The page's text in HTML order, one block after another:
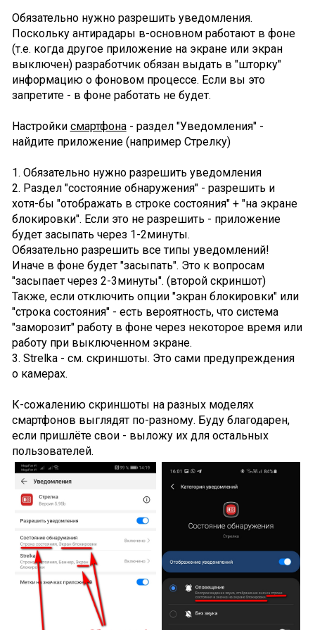
Обязательно нужно разрешить уведомления.
Поскольку антирадары в-основном работают в фоне
(т.е. когда другое приложение на экране или экран
выключен) разработчик обязан выдать в "шторку"
информацию о фоновом процессе. Если вы это
запретите - в фоне работать не будет.
Настройки смартфона- раздел "Уведомления" -
найдите приложение (например Стрелку)
1. Обязательно нужно разрешить уведомления
2. Раздел "состояние обнаружения" - разрешить и
хотя-бы "отображать в строке состояния" + "на экране
блокировки". Если это не разрешить - приложение
будет засыпать через 1-2минуты.
Обязательно разрешить все типы уведомлений!
Иначе в фоне будет "засыпать". Это к вопросам
"засыпает через 2-3минуты". (второй скриншот)
Также, если отключить опции "экран блокировки" или
"строка состояния" - есть вероятность, что система
"заморозит" работу в фоне через некоторое время или
работу при выключенном экране.
3. Strelka - см. скриншоты. Это сами предупреждения
о камерах.
К-сожалению скриншоты на разных моделях
смартфонов выглядят по-разному. Буду благодарен,
если пришлёте свои - выложу их для остальных
пользователей.